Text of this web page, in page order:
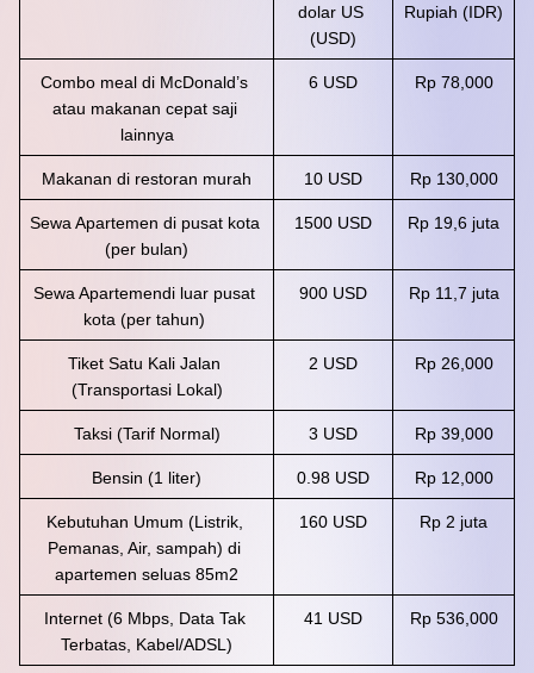
dolar US
(USD)
Rupiah (IDR)
Combo meal di McDonald’s
atau makanan cepat saji
lainnya
6 USD Rp 78,000
Makanan di restoran murah 10 USD Rp 130,000
Sewa Apartemen di pusat kota
(per bulan)
1500 USD Rp 19,6 juta
Sewa Apartemendi luar pusat
kota (per tahun)
900 USD Rp 11,7 juta
Tiket Satu Kali Jalan
(Transportasi Lokal)
2 USD Rp 26,000
Taksi (Tarif Normal) 3 USD Rp 39,000
Bensin (1 liter) 0.98 USD Rp 12,000
Kebutuhan Umum (Listrik,
Pemanas, Air, sampah) di
apartemen seluas 85m2
160 USD Rp 2 juta
Internet (6 Mbps, Data Tak
Terbatas, Kabel/ADSL)
41 USD Rp 536,000